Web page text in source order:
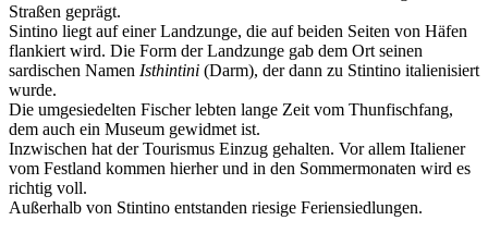
Straßen geprägt.
Sintino liegt auf einer Landzunge, die auf beiden Seiten von Häfen
flankiert wird. Die Form der Landzunge gab dem Ort seinen
sardischen Namen Isthintini (Darm), der dann zu Stintino italienisiert
wurde.
Die umgesiedelten Fischer lebten lange Zeit vom Thunfischfang,
dem auch ein Museum gewidmet ist.
Inzwischen hat der Tourismus Einzug gehalten. Vor allem Italiener
vom Festland kommen hierher und in den Sommermonaten wird es
richtig voll.
Außerhalb von Stintino entstanden riesige Feriensiedlungen.